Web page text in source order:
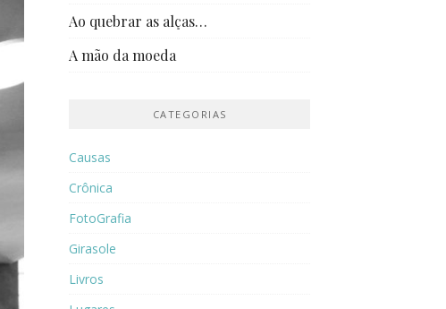
Ao quebrar as alças…
A mão da moeda
CATEGORIAS
Causas
Crônica
FotoGrafia
Girasole
Livros